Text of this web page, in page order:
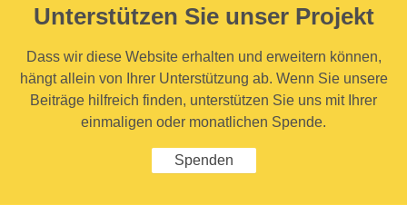
Unterstützen Sie unser Projekt
Dass wir diese Website erhalten und erweitern können,
hängt allein von Ihrer Unterstützung ab. Wenn Sie unsere
Beiträge hilfreich finden, unterstützen Sie uns mit Ihrer
einmaligen oder monatlichen Spende.
Spenden